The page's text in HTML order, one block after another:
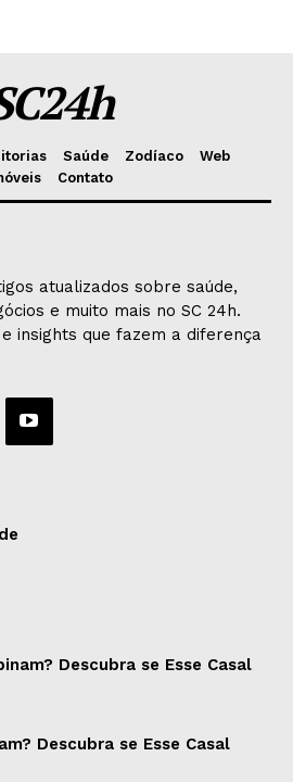
Saúde Zodíaco
Web
Contato
atualizados sobre saúde,
e muito mais no SC 24h.
insights que fazem a diferença
Descubra se Esse Casal
Descubra se Esse Casal